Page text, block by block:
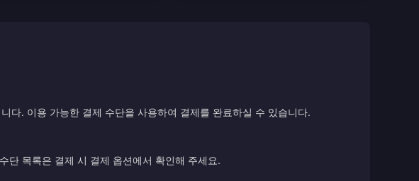
다. 이용 가능한 결제 수단을 사용하여 결제를 완료하실 수 있습니다.
단 목록은 결제 시 결제 옵션에서 확인해 주세요.